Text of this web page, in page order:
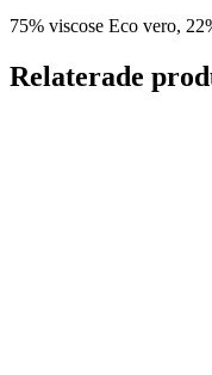
75% viscose Eco vero,
Relaterade